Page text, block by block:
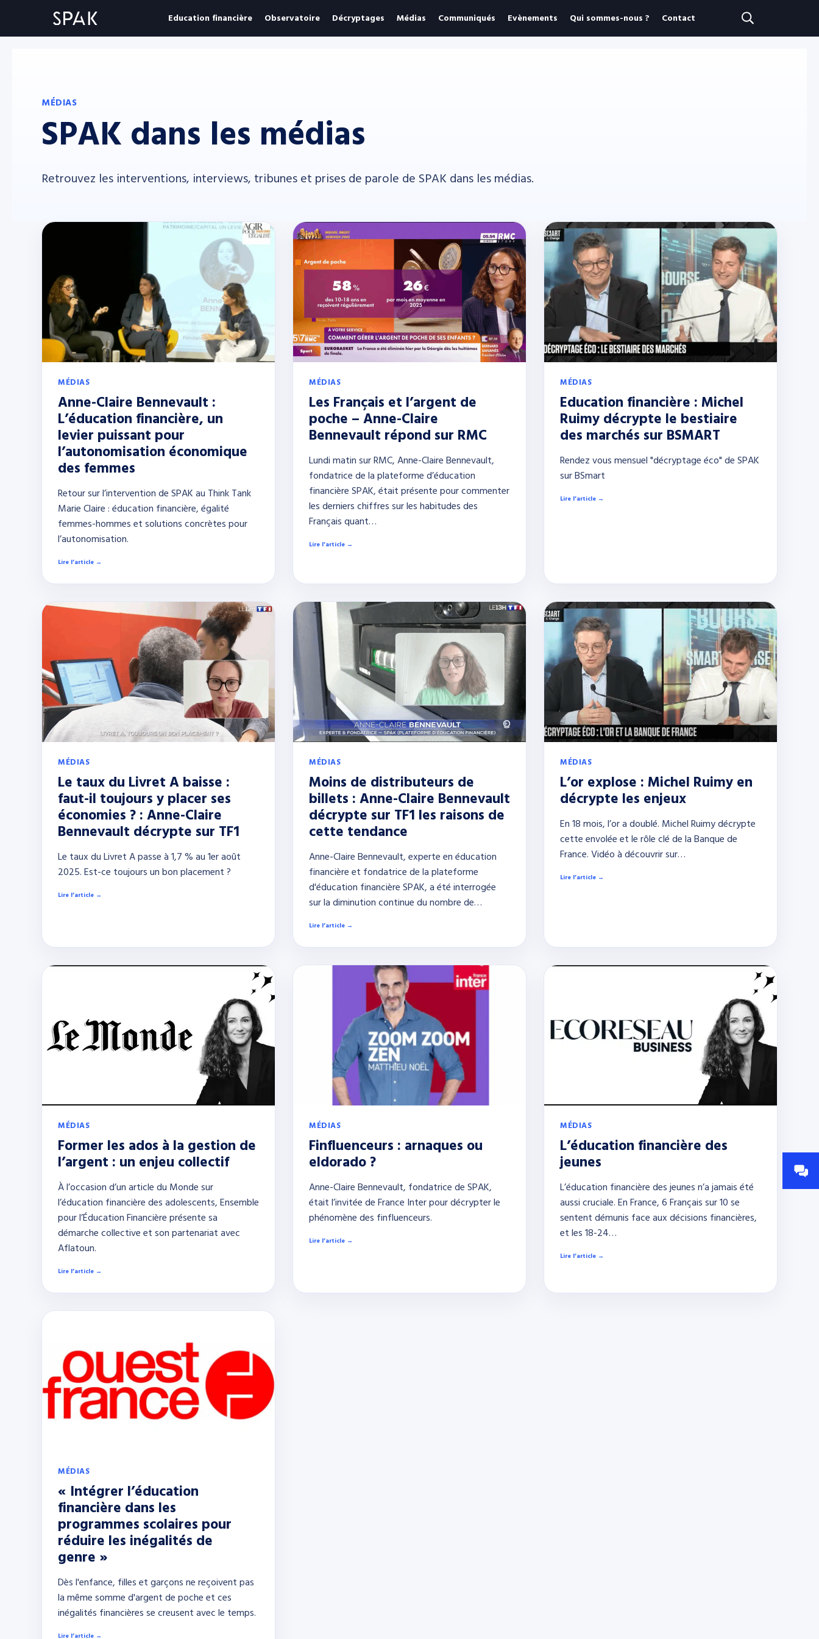
Education financière Observatoire Décryptages Médias Communiqués Evènements Qui sommes-nous ? Contact
MÉDIAS
SPAK dans les médias
Retrouvez les interventions, interviews, tribunes et prises de parole de SPAK dans les médias.
MÉDIAS
Anne-Claire Bennevault :
L’éducation financière, un
levier puissant pour
l’autonomisation économique
des femmes
Retour sur l’intervention de SPAK au Think Tank
Marie Claire : éducation financière, égalité
femmes-hommes et solutions concrètes pour
l’autonomisation.
Lire l’article →
MÉDIAS
Les Français et l’argent de
poche – Anne-Claire
Bennevault répond sur RMC
Lundi matin sur RMC, Anne-Claire Bennevault,
fondatrice de la plateforme d’éducation
financière SPAK, était présente pour commenter
les derniers chiffres sur les habitudes des
Français quant…
Lire l’article →
MÉDIAS
Education financière : Michel
Ruimy décrypte le bestiaire
des marchés sur BSMART
Rendez vous mensuel "décryptage éco" de SPAK
sur BSmart
Lire l’article →
MÉDIAS
Le taux du Livret A baisse :
faut-il toujours y placer ses
économies ? : Anne-Claire
Bennevault décrypte sur TF1
Le taux du Livret A passe à 1,7 % au 1er août
2025. Est-ce toujours un bon placement ?
Lire l’article →
MÉDIAS
Moins de distributeurs de
billets : Anne-Claire Bennevault
décrypte sur TF1 les raisons de
cette tendance
Anne-Claire Bennevault, experte en éducation
financière et fondatrice de la plateforme
d'éducation financière SPAK, a été interrogée
sur la diminution continue du nombre de…
Lire l’article →
MÉDIAS
L’or explose : Michel Ruimy en
décrypte les enjeux
En 18 mois, l’or a doublé. Michel Ruimy décrypte
cette envolée et le rôle clé de la Banque de
France. Vidéo à découvrir sur…
Lire l’article →
MÉDIAS
Former les ados à la gestion de
l’argent : un enjeu collectif
À l’occasion d’un article du Monde sur
l’éducation financière des adolescents, Ensemble
pour l’Éducation Financière présente sa
démarche collective et son partenariat avec
Aflatoun.
Lire l’article →
MÉDIAS
Finfluenceurs : arnaques ou
eldorado ?
Anne-Claire Bennevault, fondatrice de SPAK,
était l’invitée de France Inter pour décrypter le
phénomène des finfluenceurs.
Lire l’article →
MÉDIAS
L’éducation financière des
jeunes
L’éducation financière des jeunes n’a jamais été
aussi cruciale. En France, 6 Français sur 10 se
sentent démunis face aux décisions financières,
et les 18-24…
Lire l’article →
MÉDIAS
« Intégrer l’éducation
financière dans les
programmes scolaires pour
réduire les inégalités de
genre »
Dès l'enfance, filles et garçons ne reçoivent pas
la même somme d'argent de poche et ces
inégalités financières se creusent avec le temps.